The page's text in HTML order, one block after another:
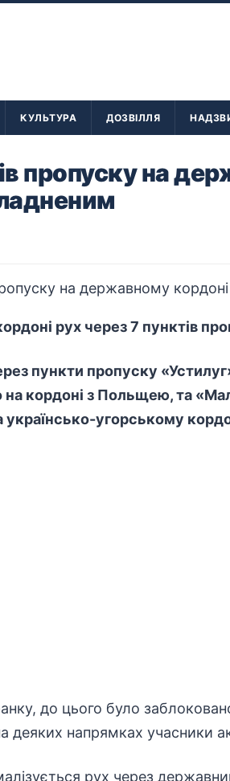
КУЛЬТУРА ДОЗВІЛЛЯ
пропуску на
рух через 7 пунктів
пункти пропуску
кордоні з Польщею, та
угорському
до цього було
напрямках учасники
рух через